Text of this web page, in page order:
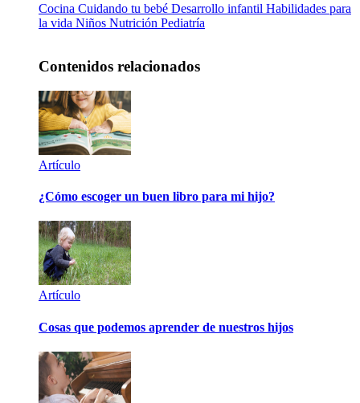
Cocina Cuidando tu bebé Desarrollo infantil Habilidades para
la vida Niños Nutrición Pediatría
Contenidos relacionados
Artículo
¿Cómo escoger un buen libro para mi hijo?
Artículo
Cosas que podemos aprender de nuestros hijos